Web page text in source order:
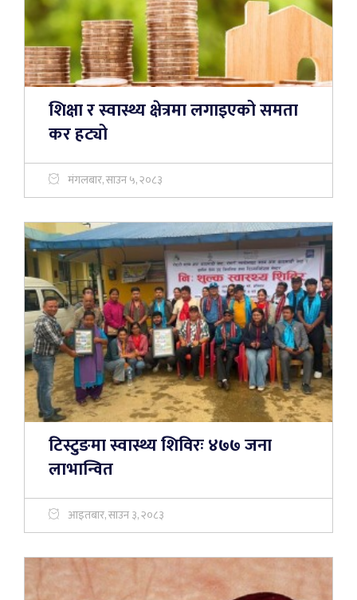
शिक्षा र स्वास्थ्य क्षेत्रमा लगाइएको समता
कर हट्यो
मंगलबार, साउन ५, २०८३
टिस्टुङमा स्वास्थ्य शिविरः ४७७ जना
लाभान्वित
आइतबार, साउन ३, २०८३